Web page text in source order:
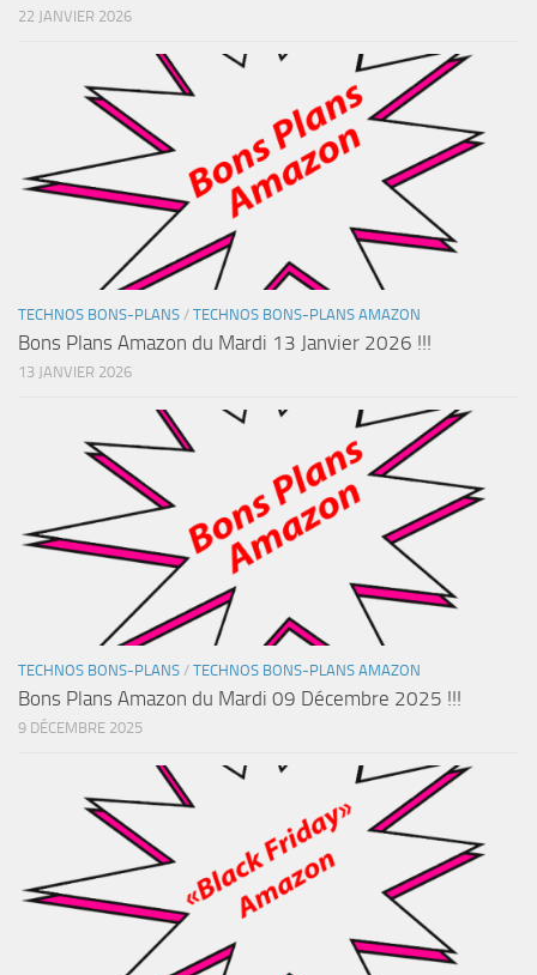
22 JANVIER 2026
TECHNOS BONS-PLANS / TECHNOS BONS-PLANS AMAZON
Bons Plans Amazon du Mardi 13 Janvier 2026 !!!
13 JANVIER 2026
TECHNOS BONS-PLANS / TECHNOS BONS-PLANS AMAZON
Bons Plans Amazon du Mardi 09 Décembre 2025 !!!
9 DÉCEMBRE 2025